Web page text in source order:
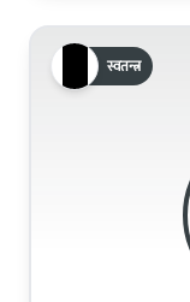
स्वतन्त्र